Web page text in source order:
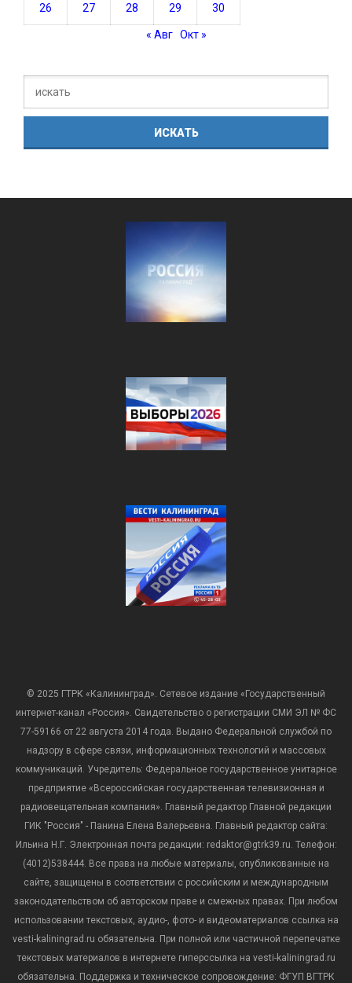
26 27 28 29 30
« Авг Окт »
© 2025 ГТРК «Калининград». Сетевое издание «Государственный
интернет-канал «Россия». Свидетельство о регистрации СМИ ЭЛ № ФС
77-59166 от 22 августа 2014 года. Выдано Федеральной службой по
надзору в сфере связи, информационных технологий и массовых
коммуникаций. Учредитель: Федеральное государственное унитарное
предприятие «Всероссийская государственная телевизионная и
радиовещательная компания». Главный редактор Главной редакции
ГИК "Россия" - Панина Елена Валерьевна. Главный редактор сайта:
Ильина Н.Г. Электронная почта редакции: redaktor@gtrk39.ru. Телефон:
(4012)538444. Все права на любые материалы, опубликованные на
сайте, защищены в соответствии с российским и международным
законодательством об авторском праве и смежных правах. При любом
использовании текстовых, аудио-, фото- и видеоматериалов ссылка на
vesti-kaliningrad.ru обязательна. При полной или частичной перепечатке
текстовых материалов в интернете гиперссылка на vesti-kaliningrad.ru
обязательна. Поддержка и техническое сопровождение: ФГУП ВГТРК